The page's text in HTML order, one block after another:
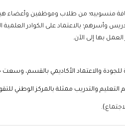
بكافة منسوبيه؛ من طلاب وموظفين وأعضاء
بالاعتماد على الكوادر العلمية
والاعتماد الأكاديمي بالقسم،
والتدريب ممثلة بالمركز الوطني
).